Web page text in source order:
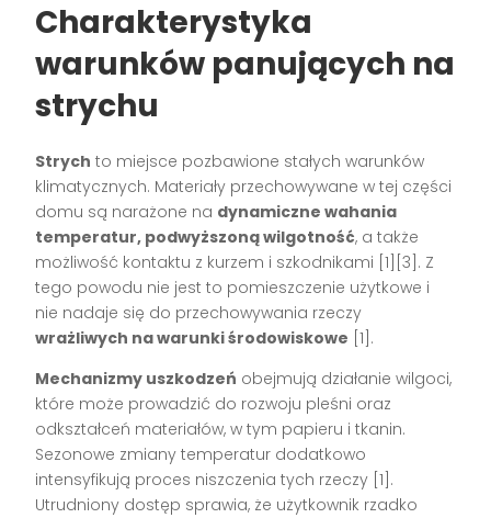
Charakterystyka
warunków panujących na
strychu
Strych to miejsce pozbawione stałych warunków
klimatycznych. Materiały przechowywane w tej części
domu są narażone na dynamiczne wahania
temperatur, podwyższoną wilgotność, a także
możliwość kontaktu z kurzem i szkodnikami [1][3] . Z
tego powodu nie jest to pomieszczenie użytkowe i
nie nadaje się do przechowywania rzeczy
wrażliwych na warunki środowiskowe [1] .
Mechanizmy uszkodzeń obejmują działanie wilgoci,
które może prowadzić do rozwoju pleśni oraz
odkształceń materiałów, w tym papieru i tkanin.
Sezonowe zmiany temperatur dodatkowo
intensyfikują proces niszczenia tych rzeczy [1] .
Utrudniony dostęp sprawia, że użytkownik rzadko